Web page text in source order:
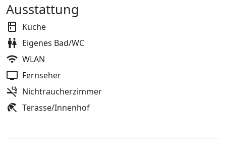
Ausstattung
Küche
Eigenes Bad/WC
WLAN
Fernseher
Nichtraucherzimmer
Terasse/Innenhof